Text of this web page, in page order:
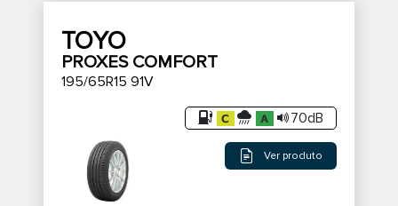
TOYO
PROXES COMFORT
195/65R15 91V
70dB
Ver produto